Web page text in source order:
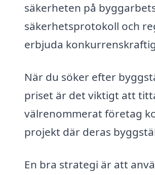
säkerheten på
säkerhetsprotokoll och
erbjuda
När du söker efter
priset är det viktigt att
välrenommerat företag
projekt där deras
En bra strategi är att